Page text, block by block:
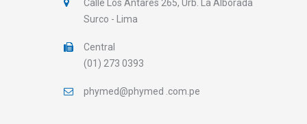
Calle Los Antares 265, Urb. La Alborada
Surco - Lima
Central
(01) 273 0393
phymed@phymed .com.pe